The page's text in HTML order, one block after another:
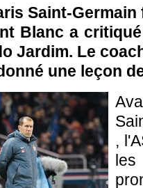
Saint-Germain
Blanc a
Jardim. Le
une leçon
,